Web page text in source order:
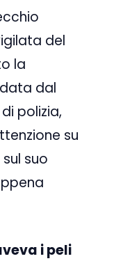
del
la
dal
polizia,
su
suo
i peli